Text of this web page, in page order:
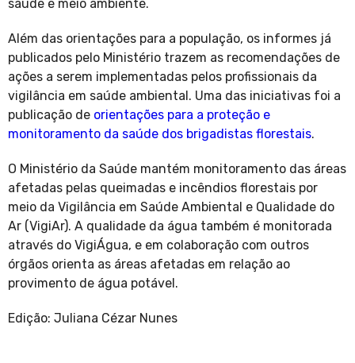
saúde e meio ambiente.
Além das orientações para a população, os informes já
publicados pelo Ministério trazem as recomendações de
ações a serem implementadas pelos profissionais da
vigilância em saúde ambiental. Uma das iniciativas foi a
publicação de orientações para a proteção e
monitoramento da saúde dos brigadistas florestais.
O Ministério da Saúde mantém monitoramento das áreas
afetadas pelas queimadas e incêndios florestais por
meio da Vigilância em Saúde Ambiental e Qualidade do
Ar (VigiAr). A qualidade da água também é monitorada
através do VigiÁgua, e em colaboração com outros
órgãos orienta as áreas afetadas em relação ao
provimento de água potável.
Edição: Juliana Cézar Nunes